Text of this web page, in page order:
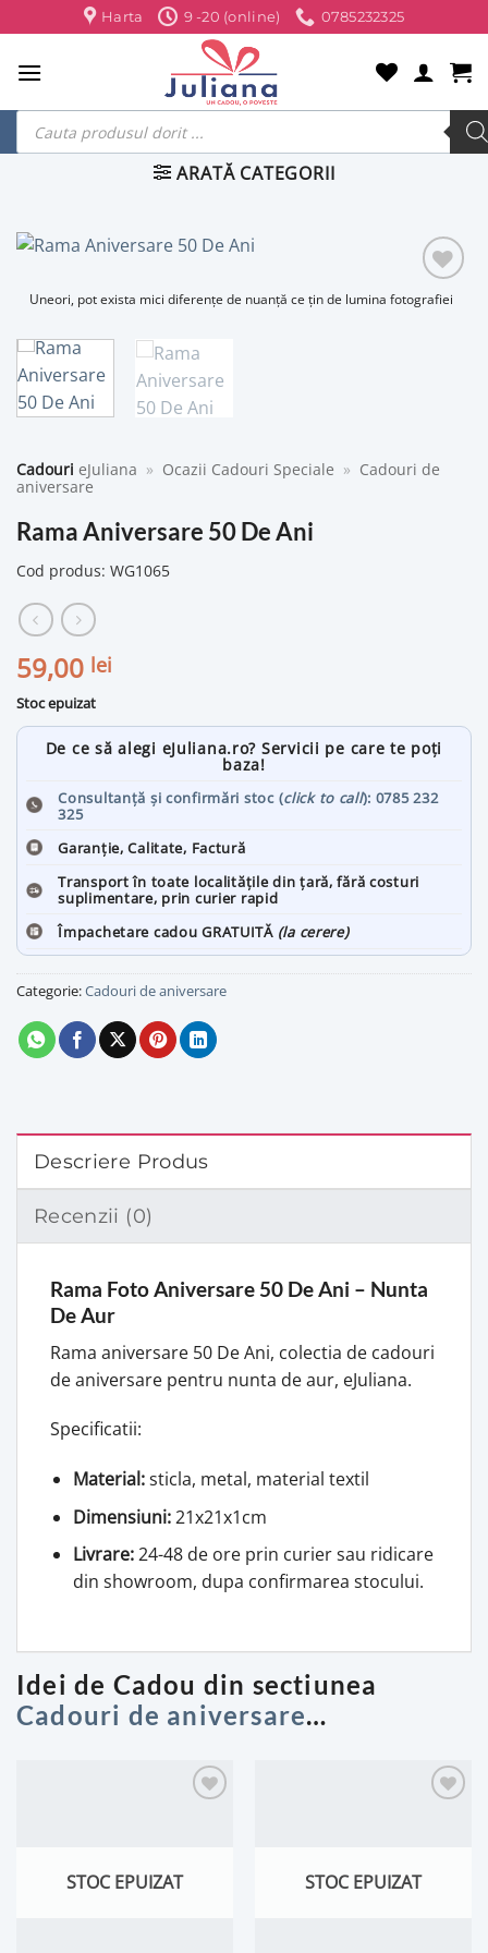
to
content
Harta 9 -20 (online) 0785232325
Products
search
ARATĂ CATEGORII
Uneori, pot exista mici diferențe de nuanță ce țin de lumina fotografiei
Cadouri eJuliana » Ocazii Cadouri Speciale » Cadouri de
aniversare
Rama Aniversare 50 De Ani
Cod produs: WG1065
59,00 lei
Stoc epuizat
De ce să alegi eJuliana.ro? Servicii pe care te poți
baza!
Consultanță și confirmări stoc (click to call): 0785 232
325
Garanție, Calitate, Factură
Transport în toate localitățile din țară, fără costuri
suplimentare, prin curier rapid
Împachetare cadou GRATUITĂ (la cerere)
Categorie:Cadouri de aniversare
Descriere Produs
Recenzii (0)
Rama Foto Aniversare 50 De Ani – Nunta
De Aur
Rama aniversare 50 De Ani, colectia de cadouri
de aniversare pentru nunta de aur, eJuliana.
Specificatii:
Material:sticla, metal, material textil
Dimensiuni:21x21x1cm
Livrare:24-48 de ore prin curier sau ridicare
din showroom, dupa confirmarea stocului.
Idei de Cadou din sectiunea
Cadouri de aniversare…
STOC EPUIZAT STOC EPUIZAT